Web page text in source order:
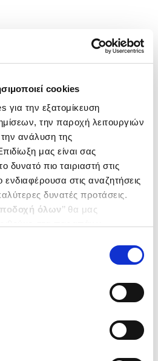
cookies
για την εξατομίκευση
την παροχή λειτουργιών
ανάλυση της
μας είναι σας
πιο ταιριαστή στις
ενδιαφέρουσα στις αναζητήσεις
δυνατές προτάσεις.
όλων’’ θα μας
από τα παρακάτω με την
να ενημερωθείτε σχετικά με